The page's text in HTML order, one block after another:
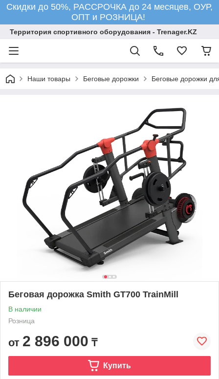
Скидки до 50%, РАССРОЧКА до 24 месяцев, ОУР,
ОПТ и РОЗНИЦА!
Территория спортивного оборудования - Trenager.KZ
Наши товары Беговые дорожки Беговые дорожки
Беговая дорожка Smith GT700 TrainMill
В наличии
Розница
от 2 896 000 ₸
Купить